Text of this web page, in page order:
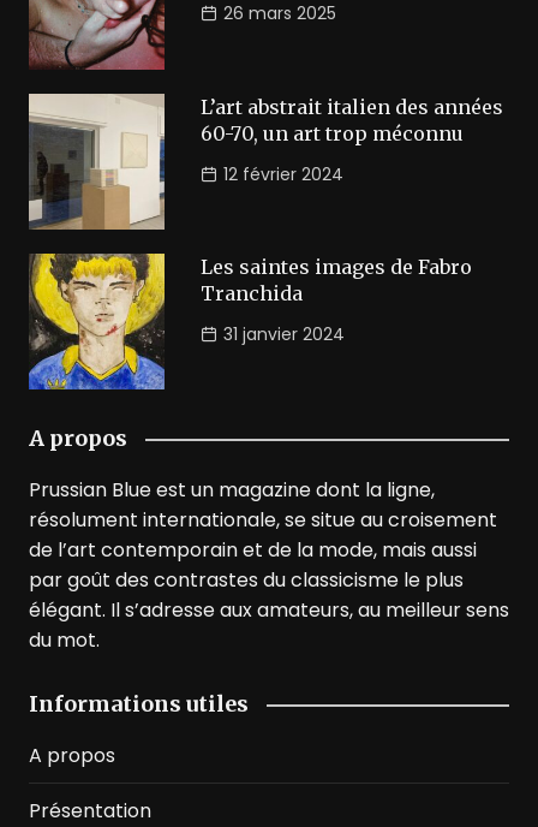
26 mars 2025
L’art abstrait italien des années
60-70, un art trop méconnu
12 février 2024
Les saintes images de Fabro
Tranchida
31 janvier 2024
A propos
Prussian Blue est un magazine dont la ligne,
résolument internationale, se situe au croisement
de l’art contemporain et de la mode, mais aussi
par goût des contrastes du classicisme le plus
élégant. Il s’adresse aux amateurs, au meilleur sens
du mot.
Informations utiles
A propos
Présentation